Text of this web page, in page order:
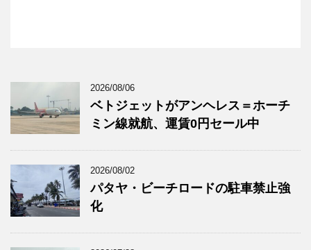
2026/08/06
ベトジェットがアンヘレス＝ホーチ
ミン線就航、運賃0円セール中
2026/08/02
パタヤ・ビーチロードの駐車禁止強
化